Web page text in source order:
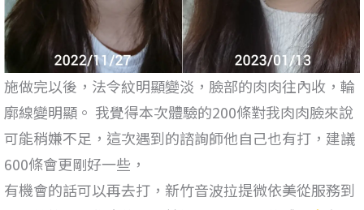
施做完以後，法令紋明顯變淡，臉部的肉肉往內收，輪
廓線變明顯。 我覺得本次體驗的200條對我肉肉臉來說
可能稍嫌不足，這次遇到的諮詢師他自己也有打，建議
600條會更剛好一些，
有機會的話可以再去打，新竹音波拉提微依美從服務到